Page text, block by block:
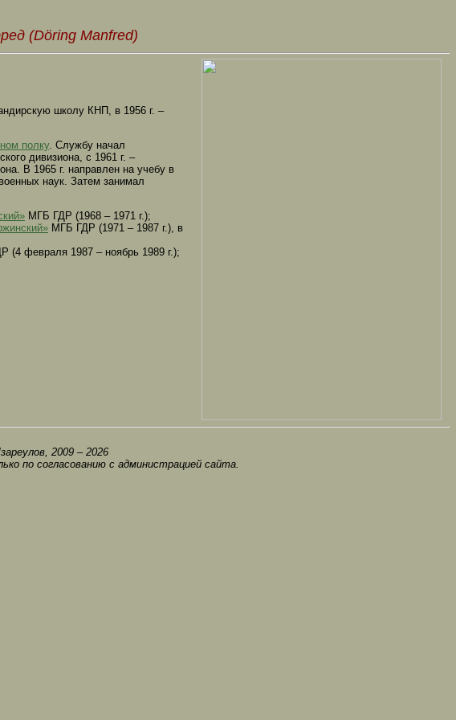
(Döring Manfred)
школу КНП, в 1956 г. –
полку. Службу начал
дивизиона, с 1961 г. –
В 1965 г. направлен на учебу в
наук. Затем занимал
МГБ ГДР (1968 – 1971 г.);
МГБ ГДР (1971 – 1987 г.), в
(4 февраля 1987 – ноябрь 1989 г.);
2009 – 2026
по согласованию с администрацией сайта.